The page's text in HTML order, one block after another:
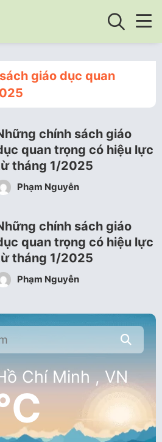
giáo dục quan
chính sách giáo
quan trọng có hiệu lực
tháng 1/2025
Phạm Nguyễn
chính sách giáo
quan trọng có hiệu lực
tháng 1/2025
Phạm Nguyễn
Chí Minh , VN